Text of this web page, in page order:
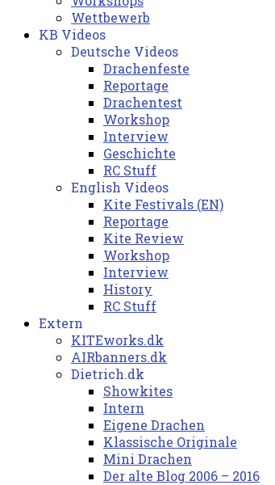
Wettbewerb
KB Videos
Deutsche Videos
Drachenfeste
Reportage
Drachentest
Workshop
Interview
Geschichte
RC Stuff
English Videos
Kite Festivals (EN)
Reportage
Kite Review
Workshop
Interview
History
RC Stuff
Extern
KITEworks.dk
AIRbanners.dk
Dietrich.dk
Showkites
Intern
Eigene Drachen
Klassische Originale
Mini Drachen
Der alte Blog 2006 – 2016